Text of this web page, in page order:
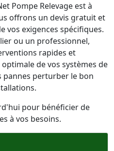
Pompe Relevage est à
offrons un devis gratuit et
vos exigences spécifiques.
ou un professionnel,
rapides et
de vos systèmes de
pannes perturber le bon
pour bénéficier de
à vos besoins.